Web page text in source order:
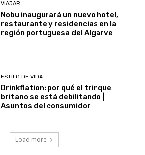
VIAJAR
Nobu inaugurará un nuevo hotel,
restaurante y residencias en la
región portuguesa del Algarve
ESTILO DE VIDA
Drinkflation: por qué el trinque
britano se está debilitando |
Asuntos del consumidor
Load more